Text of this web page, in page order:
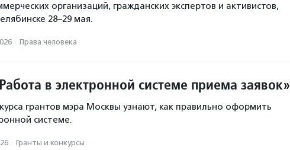
организаций, гражданских экспертов и активистов,
28–29 мая.
· Права человека
в электронной системе приема заявок»
грантов мэра Москвы узнают, как правильно оформить
системе.
· Гранты и конкурсы